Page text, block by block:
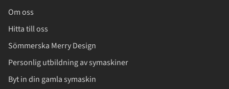
Om oss
Hitta till oss
Sömmerska Merry Design
Personlig utbildning av symaskiner
Byt in din gamla symaskin